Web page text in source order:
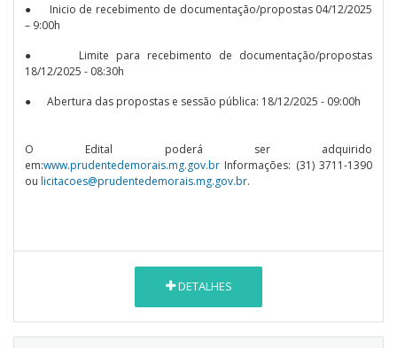
● Inicio de recebimento de documentação/propostas 04/12/2025
– 9:00h
● Limite para recebimento de documentação/propostas
18/12/2025 - 08:30h
● Abertura das propostas e sessão pública: 18/12/2025 - 09:00h
O Edital poderá ser adquirido
em:www.prudentedemorais.mg.gov.br Informações: (31) 3711-1390
ou licitacoes@prudentedemorais.mg.gov.br.
DETALHES